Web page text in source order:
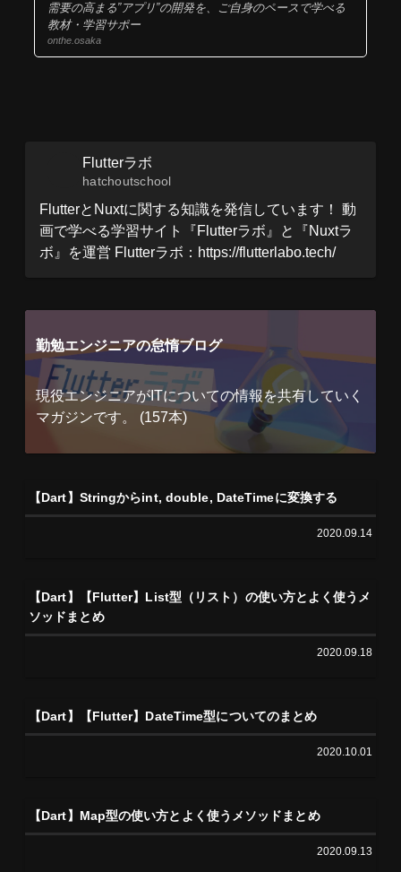
需要の高まる”アプリ”の開発を、ご自身のペースで学べる
教材・学習サポー
onthe.osaka
Flutterラボ
hatchoutschool
FlutterとNuxtに関する知識を発信しています！ 動
画で学べる学習サイト『Flutterラボ』と『Nuxtラ
ボ』を運営 Flutterラボ：https://flutterlabo.tech/
勤勉エンジニアの怠惰ブログ
現役エンジニアがITについての情報を共有していく
マガジンです。 (157本)
【Dart】Stringからint, double, DateTimeに変換する
2020.09.14
【Dart】【Flutter】List型（リスト）の使い方とよく使うメ
ソッドまとめ
2020.09.18
【Dart】【Flutter】DateTime型についてのまとめ
2020.10.01
【Dart】Map型の使い方とよく使うメソッドまとめ
2020.09.13